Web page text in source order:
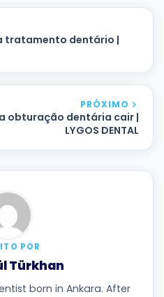
tratamento dentário |
PRÓXIMO
obturação dentária cair |
LYGOS DENTAL
POR
Türkhan
born in Ankara. After